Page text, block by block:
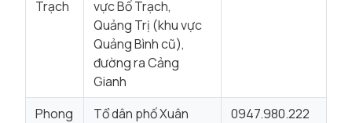
Trạch
vực Bố Trạch,
Quảng Trị (khu vực
Quảng Bình cũ),
đường ra Cảng
Gianh
Phong
Tổ dân phố Xuân
0947.980.222